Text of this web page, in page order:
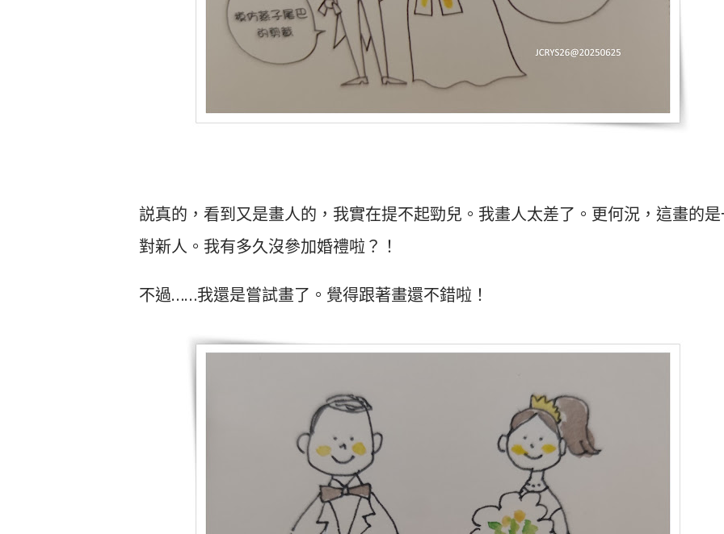
説真的，看到又是畫人的，我實在提不起勁兒。我畫人太差了。更何況，這畫的
對新人。我有多久沒參加婚禮啦？！
不過……我還是嘗試畫了。覺得跟著畫還不錯啦！